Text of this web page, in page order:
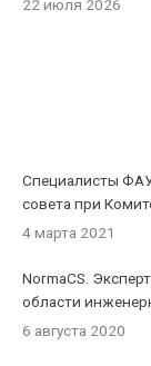
22 июля 2026
Специалисты
совета при
4 марта 2021
NormaCS.
области
6 августа 2020